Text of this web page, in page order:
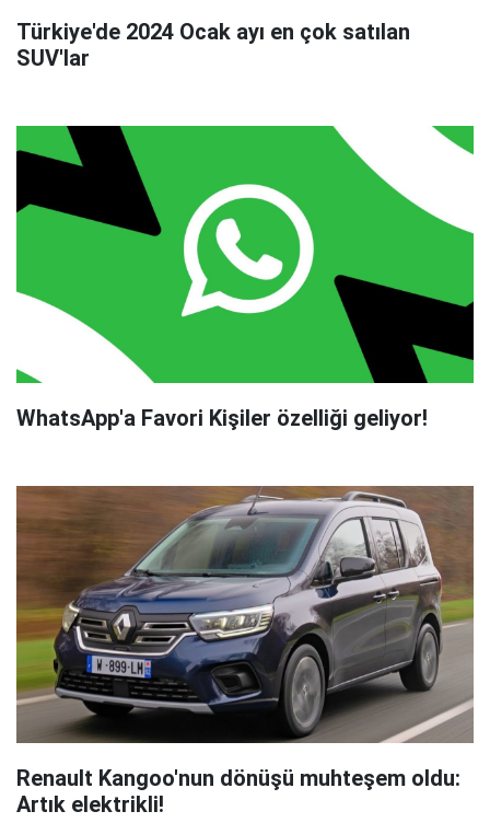
Türkiye'de 2024 Ocak ayı en çok satılan
SUV'lar
WhatsApp'a Favori Kişiler özelliği geliyor!
Renault Kangoo'nun dönüşü muhteşem oldu:
Artık elektrikli!